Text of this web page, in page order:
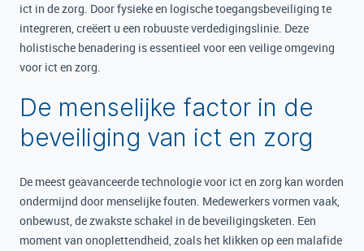
ict in de zorg. Door fysieke en logische toegangsbeveiliging te
integreren, creëert u een robuuste verdedigingslinie. Deze
holistische benadering is essentieel voor een veilige omgeving
voor ict en zorg.
De menselijke factor in de
beveiliging van ict en zorg
De meest geavanceerde technologie voor ict en zorg kan worden
ondermijnd door menselijke fouten. Medewerkers vormen vaak,
onbewust, de zwakste schakel in de beveiligingsketen. Een
moment van onoplettendheid, zoals het klikken op een malafide